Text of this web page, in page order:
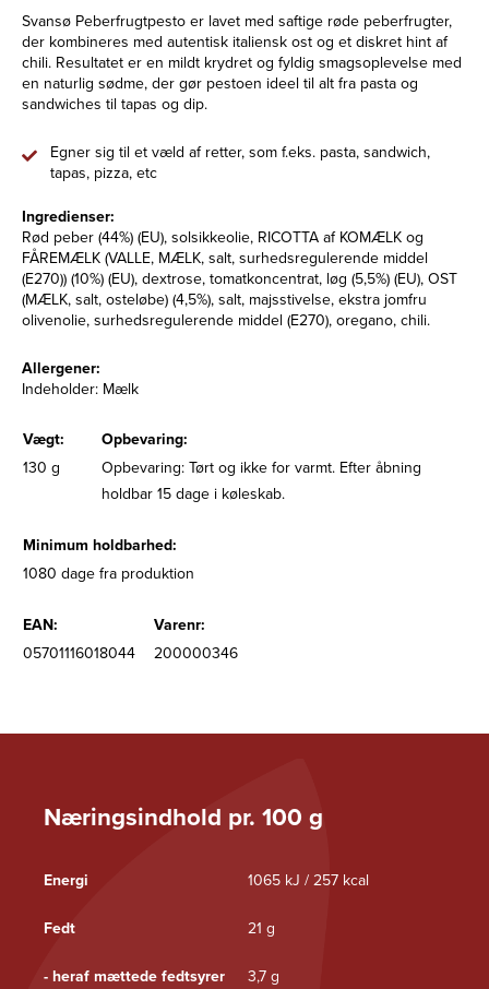
Næringsindhold pr. 100 g
Energi 1065 kJ / 257 kcal
Fedt 21 g
- heraf mættede fedtsyrer 3,7 g
Svansø Peberfrugtpesto er lavet med saftige røde peberfrugter,
der kombineres med autentisk italiensk ost og et diskret hint af
chili. Resultatet er en mildt krydret og fyldig smagsoplevelse med
en naturlig sødme, der gør pestoen ideel til alt fra pasta og
sandwiches til tapas og dip.
Egner sig til et væld af retter, som f.eks. pasta, sandwich,
tapas, pizza, etc
Ingredienser:
Rød peber (44%) (EU), solsikkeolie, RICOTTA af KOMÆLK og
FÅREMÆLK (VALLE, MÆLK, salt, surhedsregulerende middel
(E270)) (10%) (EU), dextrose, tomatkoncentrat, løg (5,5%) (EU), OST
(MÆLK, salt, osteløbe) (4,5%), salt, majsstivelse, ekstra jomfru
olivenolie, surhedsregulerende middel (E270), oregano, chili.
Allergener:
Indeholder: Mælk
Vægt:
Opbevaring:
130 g
Opbevaring: Tørt og ikke for varmt. Efter åbning
holdbar 15 dage i køleskab.
Minimum holdbarhed:
1080 dage fra produktion
EAN:
Varenr:
05701116018044
200000346